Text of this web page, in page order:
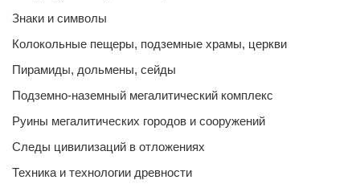
Знаки и символы
Колокольные пещеры, подземные храмы, церкви
Пирамиды, дольмены, сейды
Подземно-наземный мегалитический комплекс
Руины мегалитических городов и сооружений
Следы цивилизаций в отложениях
Техника и технологии древности